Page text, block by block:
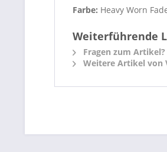
Farbe: Heavy Worn
Weiterführende
Fragen zum Artikel?
Weitere Artikel von